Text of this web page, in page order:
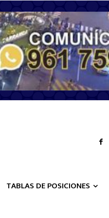
TABLAS DE POSICIONES